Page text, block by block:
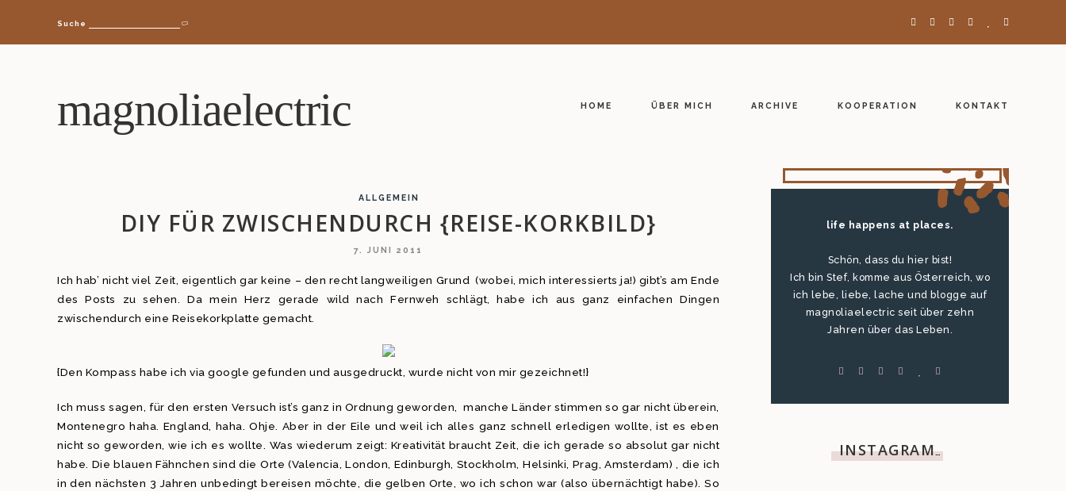
Suche
magnoliaelectric HOME ÜBER MICH ARCHIVE KOOPERATION KONTAKT
ALLGEMEIN
DIY FÜR ZWISCHENDURCH {REISE-KORKBILD}
7. JUNI 2011
Ich hab’ nicht viel Zeit, eigentlich gar keine – den recht langweiligen Grund (wobei, mich interessierts ja!) gibt’s am Ende
des Posts zu sehen. Da mein Herz gerade wild nach Fernweh schlägt, habe ich aus ganz einfachen Dingen
zwischendurch eine Reisekorkplatte gemacht.
{Den Kompass habe ich via google gefunden und ausgedruckt, wurde nicht von mir gezeichnet!}
Ich muss sagen, für den ersten Versuch ist’s ganz in Ordnung geworden, manche Länder stimmen so gar nicht überein,
Montenegro haha. England, haha. Ohje. Aber in der Eile und weil ich alles ganz schnell erledigen wollte, ist es eben
nicht so geworden, wie ich es wollte. Was wiederum zeigt: Kreativität braucht Zeit, die ich gerade so absolut gar nicht
habe. Die blauen Fähnchen sind die Orte (Valencia, London, Edinburgh, Stockholm, Helsinki, Prag, Amsterdam) , die ich
in den nächsten 3 Jahren unbedingt bereisen möchte, die gelben Orte, wo ich schon war (also übernächtigt habe). So
life happens at places.
Schön, dass du hier bist!
Ich bin Stef, komme aus Österreich, wo
ich lebe, liebe, lache und blogge auf
magnoliaelectric seit über zehn
Jahren über das Leben.
INSTAGRAM…